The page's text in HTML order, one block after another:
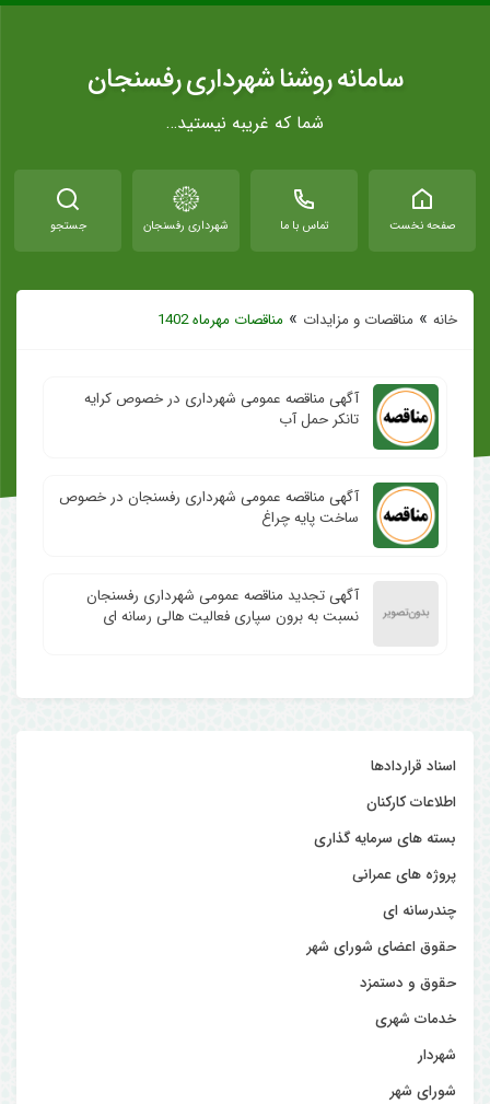
سامانه روشنا شهرداری رفسنجان
شما که غریبه نیستید…
صفحه نخست تماس با ما شهرداری رفسنجان جستجو
خانه » مناقصات و مزایدات » مناقصات مهرماه 1402
آگهی مناقصه عمومی شهرداری در خصوص کرایه
تانکر حمل آب
آگهی مناقصه عمومی شهرداری رفسنجان در خصوص
ساخت پایه چراغ
آگهی تجدید مناقصه عمومی شهرداری رفسنجان
نسبت به برون سپاری فعالیت هالی رسانه ای
اسناد قراردادها
اطلاعات کارکنان
بسته های سرمایه گذاری
پروژه های عمرانی
چندرسانه ای
حقوق اعضای شورای شهر
حقوق و دستمزد
خدمات شهری
شهردار
شورای شهر